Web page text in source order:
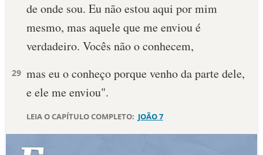
DEVOCIONAL DIÁRIO
10 MANDAMENTOS
ESTUDOS BÍBLICOS
de onde sou. Eu não estou aqui por mim
mesmo, mas aquele que me enviou é
verdadeiro. Vocês não o conhecem,
29 mas eu o conheço porque venho da parte dele,
e ele me enviou".
LEIA O CAPÍTULO COMPLETO: JOÃO 7